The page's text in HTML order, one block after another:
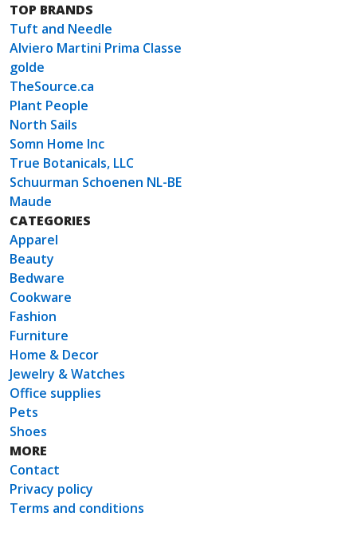
TOP BRANDS
Tuft and Needle
Alviero Martini Prima Classe
golde
TheSource.ca
Plant People
North Sails
Somn Home Inc
True Botanicals, LLC
Schuurman Schoenen NL-BE
Maude
CATEGORIES
Apparel
Beauty
Bedware
Cookware
Fashion
Furniture
Home & Decor
Jewelry & Watches
Office supplies
Pets
Shoes
MORE
Contact
Privacy policy
Terms and conditions